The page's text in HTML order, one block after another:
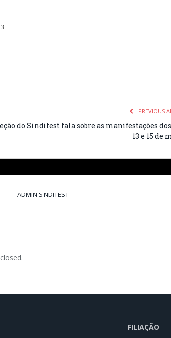
PREVIOUS
do Sinditest fala sobre as manifestações
13 e 15 de
ADMIN SINDITEST
FILIAÇÃO